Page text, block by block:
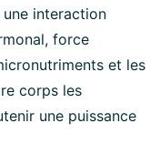
une interaction
force
et les
corps les
une puissance